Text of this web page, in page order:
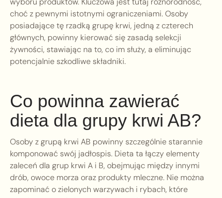
choć z pewnymi istotnymi ograniczeniami. Osoby
posiadające tę rzadką grupę krwi, jedną z czterech
głównych, powinny kierować się zasadą selekcji
żywności, stawiając na to, co im służy, a eliminując
potencjalnie szkodliwe składniki.
Co powinna zawierać
dieta dla grupy krwi AB?
Osoby z grupą krwi AB powinny szczególnie starannie
komponować swój jadłospis. Dieta ta łączy elementy
zaleceń dla grup krwi A i B, obejmując między innymi
drób, owoce morza oraz produkty mleczne. Nie można
zapominać o zielonych warzywach i rybach, które